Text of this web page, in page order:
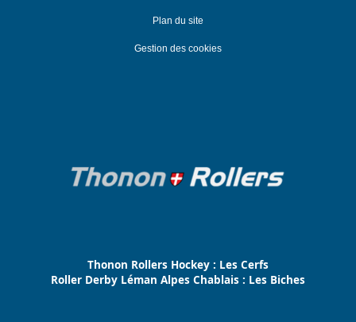
Plan du site
Gestion des cookies
Thonon Rollers Hockey : Les Cerfs
Roller Derby Léman Alpes Chablais : Les Biches